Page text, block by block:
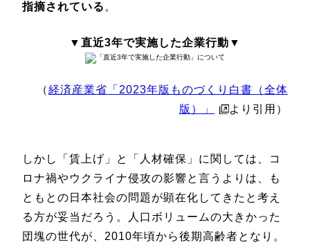
指摘されている 。
▼直近3年で実施した企業行動▼
（経済産業省「2023年版ものづくり白書（全体
版）」
より引用）
しかし「賃上げ」と「人材確保」に関しては、コ
ロナ禍やウクライナ侵攻の影響と言うよりは、も
ともとの日本社会の問題が顕在化してきたと考え
る方が妥当だろう。人口ボリュームの大きかった
団塊の世代が、2010年頃から後期高齢者となり。